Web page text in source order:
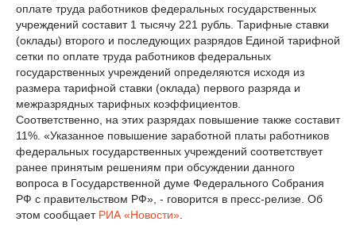
оплате труда работников федеральных государственных
учреждений составит 1 тысячу 221 рубль. Тарифные ставки
(оклады) второго и последующих разрядов Единой тарифной
сетки по оплате труда работников федеральных
государственных учреждений определяются исходя из
размера тарифной ставки (оклада) первого разряда и
межразрядных тарифных коэффициентов.
Соответственно, на этих разрядах повышение также составит
11%. «Указанное повышение заработной платы работников
федеральных государственных учреждений соответствует
ранее принятым решениям при обсуждении данного
вопроса в Государственной думе Федерального Собрания
РФ с правительством РФ», - говорится в пресс-релизе. Об
этом сообщает РИА «Новости»